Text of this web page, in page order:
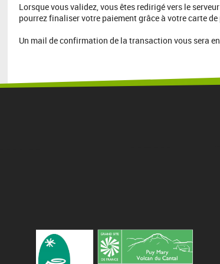
Lorsque vous validez, vous êtes redirigé vers le
pourrez finaliser votre paiement grâce à votre carte de
Un mail de confirmation de la transaction vous sera